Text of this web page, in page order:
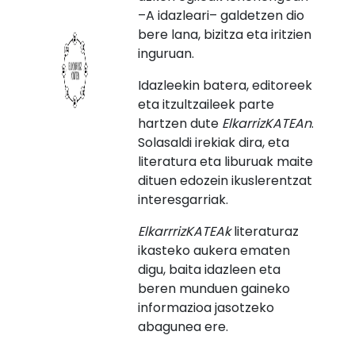
–A idazleari– galdetzen dio
bere lana, bizitza eta iritzien
inguruan.
Idazleekin batera, editoreek
eta itzultzaileek parte
hartzen dute ElkarrizKATEAn.
Solasaldi irekiak dira, eta
literatura eta liburuak maite
dituen edozein ikuslerentzat
interesgarriak.
ElkarrrizKATEAkliteraturaz
ikasteko aukera ematen
digu, baita idazleen eta
beren munduen gaineko
informazioa jasotzeko
abagunea ere.